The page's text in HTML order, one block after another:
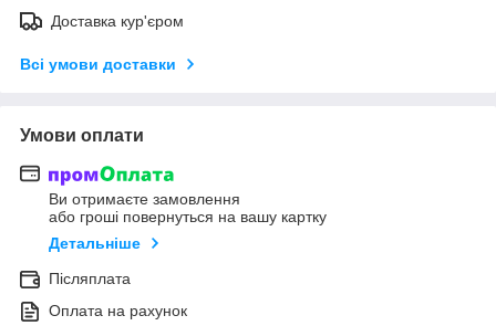
Доставка кур'єром
Всі умови доставки
Умови оплати
Ви отримаєте замовлення
або гроші повернуться на вашу картку
Детальніше
Післяплата
Оплата на рахунок